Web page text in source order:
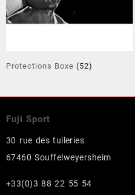
Protections Boxe (52)
Fuji Sport
30 rue des tuileries
67460 Souffelweyersheim
+33(0)3 88 22 55 54